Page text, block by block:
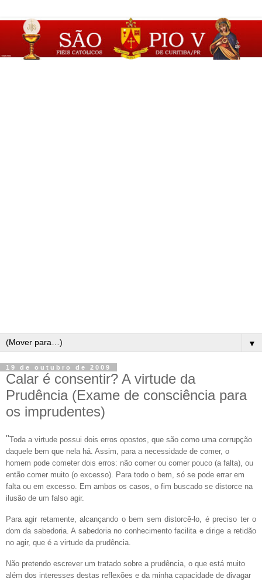
▼
19 de outubro de 2009
Calar é consentir? A virtude da
Prudência (Exame de consciência para
os imprudentes)
"Toda a virtude possui dois erros opostos, que são como uma corrupção
daquele bem que nela há. Assim, para a necessidade de comer, o
homem pode cometer dois erros: não comer ou comer pouco (a falta), ou
então comer muito (o excesso). Para todo o bem, só se pode errar em
falta ou em excesso. Em ambos os casos, o fim buscado se distorce na
ilusão de um falso agir.
Para agir retamente, alcançando o bem sem distorcê-lo, é preciso ter o
dom da sabedoria. A sabedoria no conhecimento facilita e dirige a retidão
no agir, que é a virtude da prudência.
Não pretendo escrever um tratado sobre a prudência, o que está muito
além dos interesses destas reflexões e da minha capacidade de divagar